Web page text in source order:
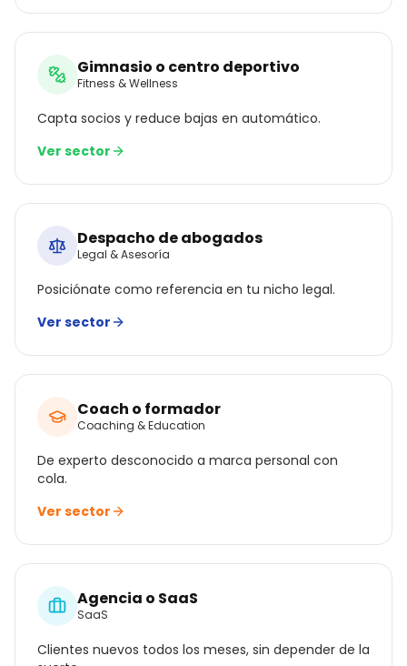
Gimnasio o centro deportivo
Fitness & Wellness
Capta socios y reduce bajas en automático.
Ver sector
Despacho de abogados
Legal & Asesoría
Posiciónate como referencia en tu nicho legal.
Ver sector
Coach o formador
Coaching & Education
De experto desconocido a marca personal con
cola.
Ver sector
Agencia o SaaS
SaaS
Clientes nuevos todos los meses, sin depender de la